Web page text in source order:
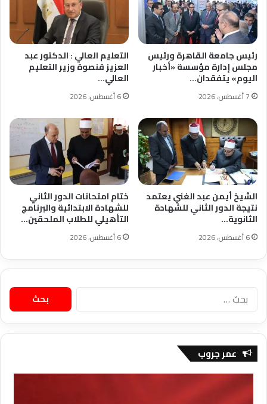
رئيس جامعة القاهرة ورئيس
مجلس إدارة مؤسسة «أخبار
اليوم» يتفقدان…
7 أغسطس، 2026
التعليم العالي : الدكتور عبد
العزيز قنصوة وزير التعليم
العالي…
6 أغسطس، 2026
الشيخ أيمن عبد الغني يعتمد
نتيجة الدور الثاني للشهادة
الثانوية…
6 أغسطس، 2026
ختام امتحانات الدور الثاني
للشهادة الابتدائية والبرنامج
التأهيلي للطلاب الملحقين…
6 أغسطس، 2026
البحث
عن:
عمر جروب